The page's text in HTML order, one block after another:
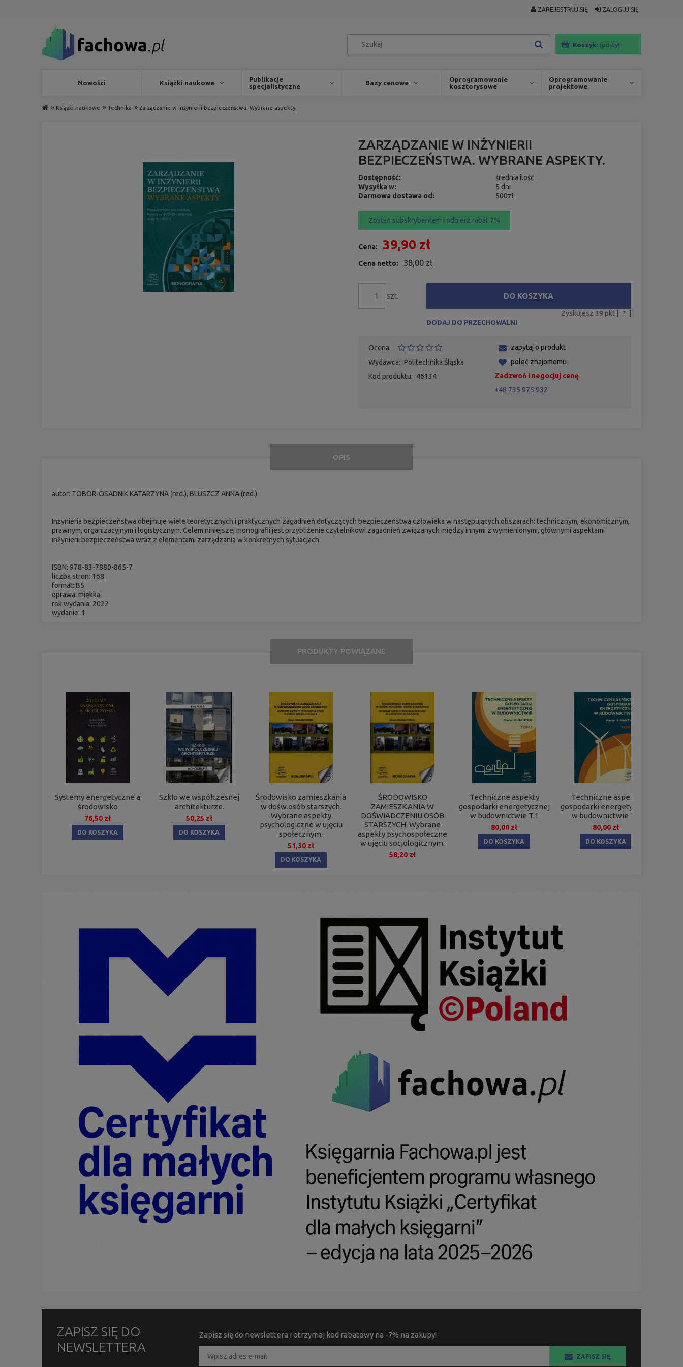
ZAREJESTRUJ SIĘ ZALOGUJ SIĘ
Koszyk: (pusty)
Nowości Książki naukowe
Publikacje
specjalistyczne
Bazy cenowe
Oprogramowanie
kosztorysowe
Oprogramowanie
projektowe
» Książki naukowe » Technika » Zarządzanie w inżynierii bezpieczeństwa. Wybrane aspekty.
ZARZĄDZANIE W INŻYNIERII
BEZPIECZEŃSTWA. WYBRANE ASPEKTY.
Dostępność:
średnia ilość
Wysyłka w:
5 dni
Darmowa dostawa od:
500zł
Zostań subskrybentem i odbierz rabat 7%
Cena: 39,90 zł
Cena netto: 38,00 zł
szt. DO KOSZYKA
Zyskujesz 39 pkt [ ?
DODAJ DO PRZECHOWALNI
Ocena:
Wydawca: Politechnika Śląska
Kod produktu: 46134
zapytaj o produkt
poleć znajomemu
Zadzwoń i negocjuj cenę
+48 735 975 932
OPIS
autor: TOBÓR-OSADNIK KATARZYNA (red.), BLUSZCZ ANNA (red.)
Inżynieria bezpieczeństwa obejmuje wiele teoretycznych i praktycznych zagadnień dotyczących bezpieczeństwa człowieka w następujących obszarach: technicznym, ekonomicznym,
prawnym, organizacyjnym i logistycznym. Celem niniejszej monografii jest przybliżenie czytelnikowi zagadnień związanych między innymi z wymienionymi, głównymi aspektami
inżynierii bezpieczeństwa wraz z elementami zarządzania w konkretnych sytuacjach.
ISBN: 978-83-7880-865-7
liczba stron: 168
format: B5
oprawa: miękka
rok wydania: 2022
wydanie: 1
PRODUKTY POWIĄZANE
Systemy energetyczne a
środowisko
76,50 zł
DO KOSZYKA
Szkło we współczesnej
architekturze.
50,25 zł
DO KOSZYKA
Środowisko zamieszkania
w dośw.osób starszych.
Wybrane aspekty
psychologiczne w ujęciu
społecznym.
51,30 zł
DO KOSZYKA
ŚRODOWISKO
ZAMIESZKANIA W
DOŚWIADCZENIU OSÓB
STARSZYCH. Wybrane
aspekty psychospołeczne
w ujęciu socjologicznym.
58,20 zł
Techniczne aspekty
gospodarki energetycznej
w budownictwie T.1
80,00 zł
DO KOSZYKA
Techniczne aspekty
gospodarki energetycznej
w budownictwie T.2
80,00 zł
DO KOSZYKA
ZAPISZ SIĘ DO
NEWSLETTERA
Zapisz się do newslettera i otrzymaj kod rabatowy na -7% na zakupy!
ZAPISZ SIĘ